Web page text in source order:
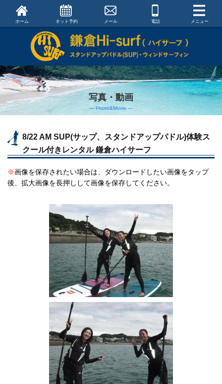
ホーム ネット予約 メール 電話 メニュー
写真・動画
― Photo&Movie ―
8/22 AM SUP(サップ、スタンドアップパドル)体験ス
クール付きレンタル 鎌倉ハイサーフ
※画像を保存されたい場合は、ダウンロードしたい画像をタップ
後、拡大画像を長押しして画像を保存してください。